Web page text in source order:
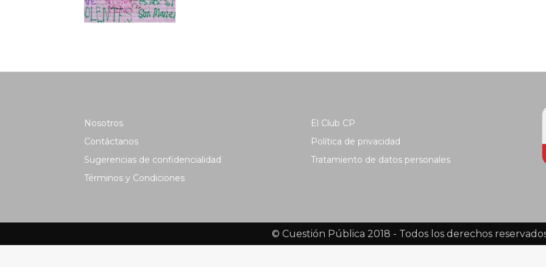
Nosotros
Contáctanos
Sugerencias de confidencialidad
Términos y Condiciones
El Club CP
Política de privacidad
Tratamiento de datos personales
© Cuestión Pública 2018 - Todos los derechos